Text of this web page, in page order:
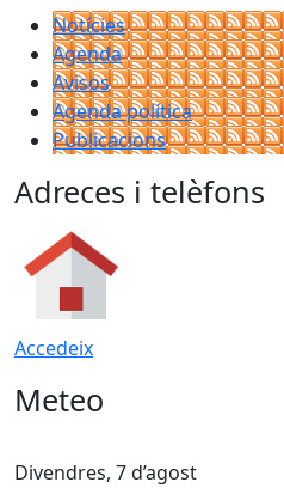
Notícies
Agenda
Avisos
Agenda política
Publicacions
Adreces i telèfons
Accedeix
Meteo
Divendres, 7 d’agost